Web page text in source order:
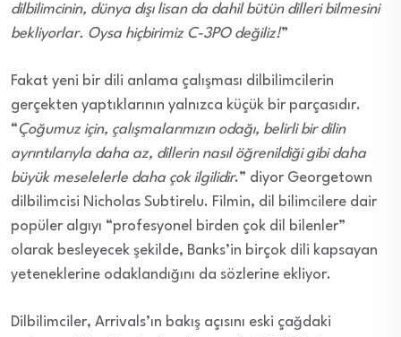
dilbilimcinin, dünya dışı lisan da dahil bütün dilleri bilmesini
bekliyorlar. Oysa hiçbirimiz C-3PO değiliz!”
Fakat yeni bir dili anlama çalışması dilbilimcilerin
gerçekten yaptıklarının yalnızca küçük bir parçasıdır.
“Çoğumuz için, çalışmalarımızın odağı, belirli bir dilin
ayrıntılarıyla daha az, dillerin nasıl öğrenildiği gibi daha
büyük meselelerle daha çok ilgilidir.” diyor Georgetown
dilbilimcisi Nicholas Subtirelu. Filmin, dil bilimcilere dair
popüler algıyı “profesyonel birden çok dil bilenler”
olarak besleyecek şekilde, Banks’in birçok dili kapsayan
yeteneklerine odaklandığını da sözlerine ekliyor.
Dilbilimciler, Arrivals’ın bakış açısını eski çağdaki